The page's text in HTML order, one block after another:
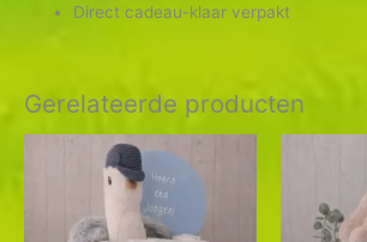
Direct cadeau-klaar verpakt
Gerelateerde producten